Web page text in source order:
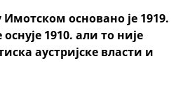
основано је 1919.
1910. али то није
аустријске власти и